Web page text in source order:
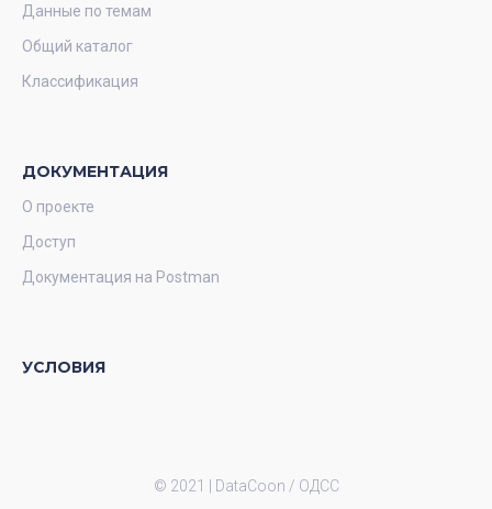
Данные по темам
Общий каталог
Классификация
ДОКУМЕНТАЦИЯ
О проекте
Доступ
Документация на Postman
УСЛОВИЯ
© 2021 | DataCoon / ОДСС